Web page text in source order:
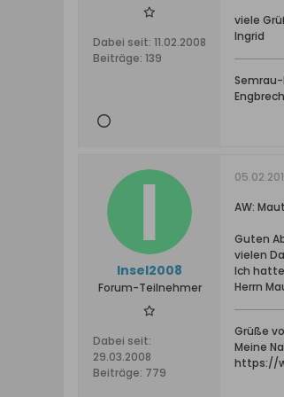
Dabei seit: 11.02.2008
Beiträge: 139
viele
Ingrid
Insel2008
Forum-Teilnehmer
Dabei seit:
29.03.2008
Beiträge: 779
AW:
Guten
vielen
Ich
Herrn
Grüße
Meine
https://